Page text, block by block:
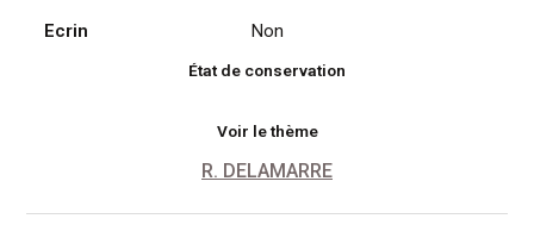
Ecrin
Non
État de conservation
Voir le thème
R. DELAMARRE